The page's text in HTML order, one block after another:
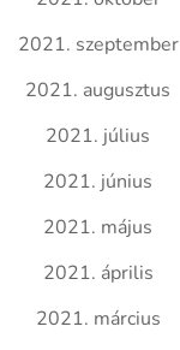
2021. szeptember
2021. augusztus
2021. július
2021. június
2021. május
2021. április
2021. március